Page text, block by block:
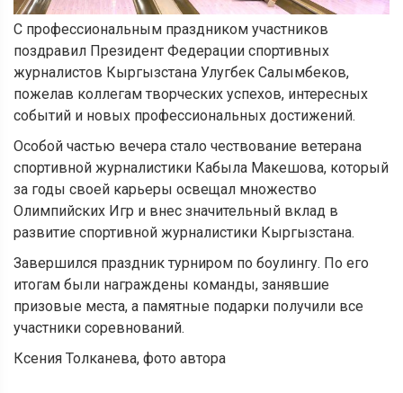
С профессиональным праздником участников
поздравил Президент Федерации спортивных
журналистов Кыргызстана Улугбек Салымбеков,
пожелав коллегам творческих успехов, интересных
событий и новых профессиональных достижений.
Особой частью вечера стало чествование ветерана
спортивной журналистики Кабыла Макешова, который
за годы своей карьеры освещал множество
Олимпийских Игр и внес значительный вклад в
развитие спортивной журналистики Кыргызстана.
Завершился праздник турниром по боулингу. По его
итогам были награждены команды, занявшие
призовые места, а памятные подарки получили все
участники соревнований.
Ксения Толканева, фото автора